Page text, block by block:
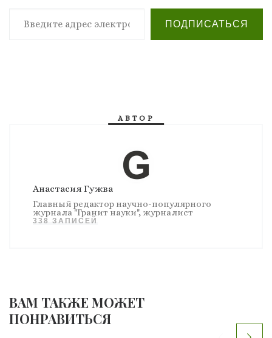
Введите адрес электронной почты…
ПОДПИСАТЬСЯ
АВТОР
Анастасия Гужва
Главный редактор научно-популярного
журнала "Гранит науки", журналист
338 ЗАПИСЕЙ
ВАМ ТАКЖЕ МОЖЕТ
ПОНРАВИТЬСЯ